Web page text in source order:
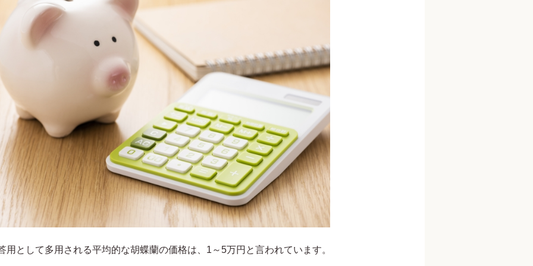
用として多用される平均的な胡蝶蘭の価格は、1～5万円と言われています。